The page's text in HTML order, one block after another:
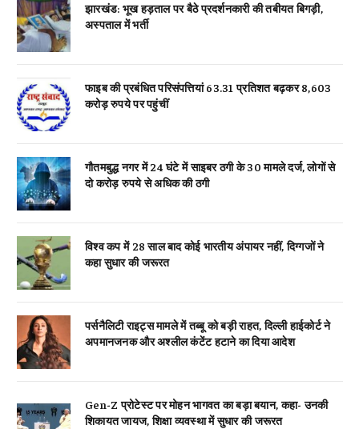
झारखंड: भूख हड़ताल पर बैठे प्रदर्शनकारी की तबीयत बिगड़ी,
अस्पताल में भर्ती
फाइब की प्रबंधित परिसंपत्तियां 63.31 प्रतिशत बढ़कर 8,603
करोड़ रुपये पर पहुंचीं
गौतमबुद्ध नगर में 24 घंटे में साइबर ठगी के 30 मामले दर्ज, लोगों से
दो करोड़ रुपये से अधिक की ठगी
विश्व कप में 28 साल बाद कोई भारतीय अंपायर नहीं, दिग्गजों ने
कहा सुधार की जरूरत
पर्सनैलिटी राइट्स मामले में तब्बू को बड़ी राहत, दिल्ली हाईकोर्ट ने
अपमानजनक और अश्लील कंटेंट हटाने का दिया आदेश
Gen-Z प्रोटेस्ट पर मोहन भागवत का बड़ा बयान, कहा- उनकी
शिकायत जायज, शिक्षा व्यवस्था में सुधार की जरूरत